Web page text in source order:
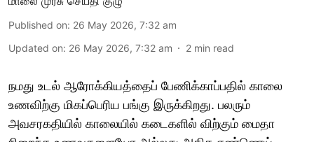
Published on: 26 May 2026, 7:32 am
Updated on: 26 May 2026, 7:32 am 2 min read
நமது உடல் ஆரோக்கியத்தைப் பேணிக்காப்பதில் காலை
உணவிற்கு மிகப்பெரிய பங்கு இருக்கிறது. பலரும்
அவசரகதியில் காலையில் கடைகளில் விற்கும் மைதா